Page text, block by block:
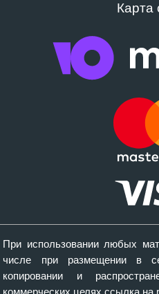
Карта
При использовании любых
числе при размещении в
копировании и